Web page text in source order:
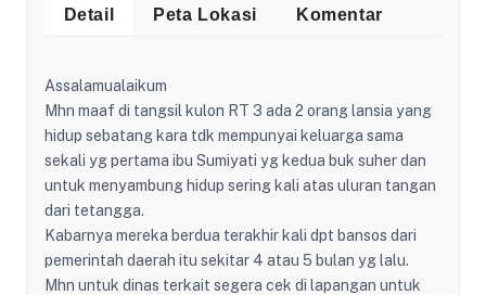
Detail Peta Lokasi Komentar
Assalamualaikum
Mhn maaf di tangsil kulon RT 3 ada 2 orang lansia yang
hidup sebatang kara tdk mempunyai keluarga sama
sekali yg pertama ibu Sumiyati yg kedua buk suher dan
untuk menyambung hidup sering kali atas uluran tangan
dari tetangga.
Kabarnya mereka berdua terakhir kali dpt bansos dari
pemerintah daerah itu sekitar 4 atau 5 bulan yg lalu.
Mhn untuk dinas terkait segera cek di lapangan untuk